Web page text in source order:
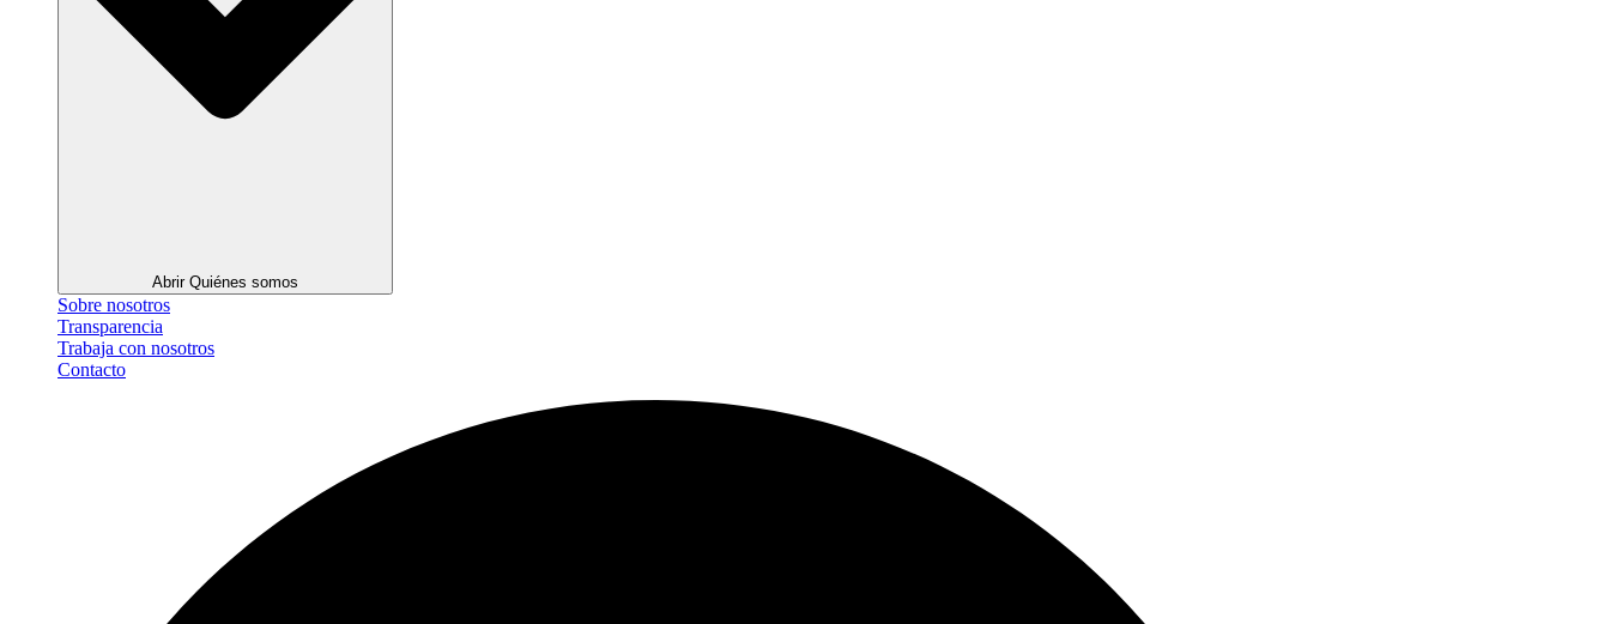
Abrir Quiénes somos
Sobre nosotros
Transparencia
Trabaja con nosotros
Contacto